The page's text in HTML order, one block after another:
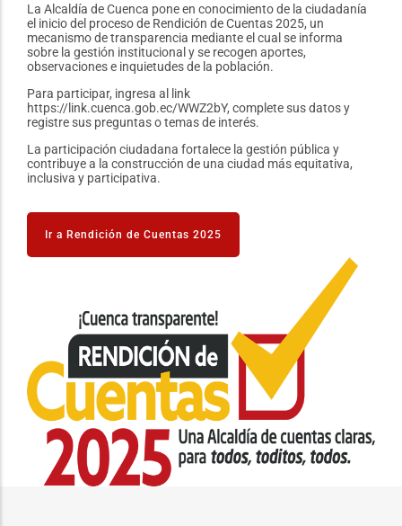
La Alcaldía de Cuenca pone en conocimiento de la ciudadanía
el inicio del proceso de Rendición de Cuentas 2025, un
mecanismo de transparencia mediante el cual se informa
sobre la gestión institucional y se recogen aportes,
observaciones e inquietudes de la población.
Para participar, ingresa al link
https://link.cuenca.gob.ec/WWZ2bY, complete sus datos y
registre sus preguntas o temas de interés.
La participación ciudadana fortalece la gestión pública y
contribuye a la construcción de una ciudad más equitativa,
inclusiva y participativa.
Ir a Rendición de Cuentas 2025